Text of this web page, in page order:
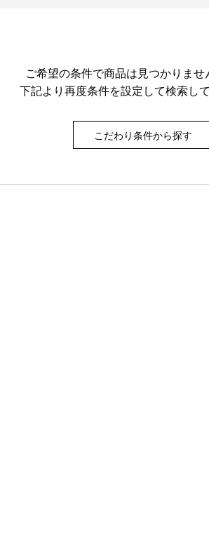
ご希望の条件で商品は見つかりませ
下記より再度条件を設定して検索して
こだわり条件から探す